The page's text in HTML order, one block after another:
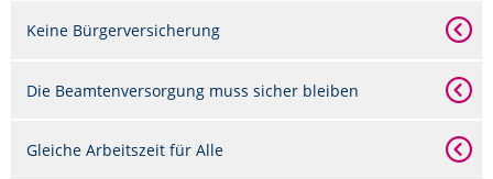
Keine Bürgerversicherung
Die Beamtenversorgung muss sicher bleiben
Gleiche Arbeitszeit für Alle